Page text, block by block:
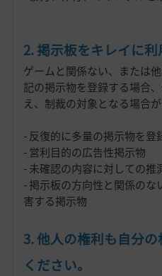
2. 掲示板をキレイに利
ゲームと関係ない、または
記の掲示物を登録する場合
え、制裁の対象となる場合が
- 反復的に多量の掲示物を登
- 営利目的の広告性掲示物
- 未確認の内容に対しての
- 掲示板の方向性と関係の
害する掲示物
3. 他人の権利も自分
ください。